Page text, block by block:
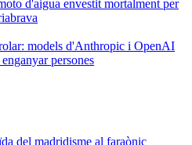
d'aigua envestit mortalment per
models d'Anthropic i OpenAI
persones
del madridisme al faraònic